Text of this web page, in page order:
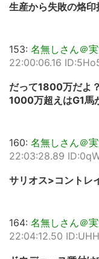
生産から失敗の烙印
153: 名無しさん＠
22:00:06.16
だって1800万だよ？
1000万超えはG1馬
160: 名無しさん＠
22:03:28.89
サリオス>コントレ
164: 名無しさん＠
22:04:12.50